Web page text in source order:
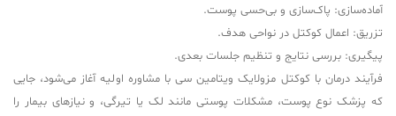
آماده‌سازی: پاک‌سازی و بی‌حسی پوست.
تزریق: اعمال کوکتل در نواحی هدف.
پیگیری: بررسی نتایج و تنظیم جلسات بعدی.
فرآیند درمان با کوکتل مزولایک ویتامین سی با مشاوره اولیه آغاز می‌شود، جایی
که پزشک نوع پوست، مشکلات پوستی مانند لک یا تیرگی، و نیازهای بیمار را